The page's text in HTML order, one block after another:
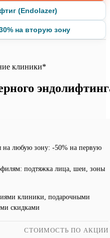
(Endolazer)
на вторую зону
клиники*
на любую зону: -50% на первую
подтяжка лица, шеи, зоны
клиники, подарочными
скидками
СТОИМОСТЬ ПО АКЦИИ